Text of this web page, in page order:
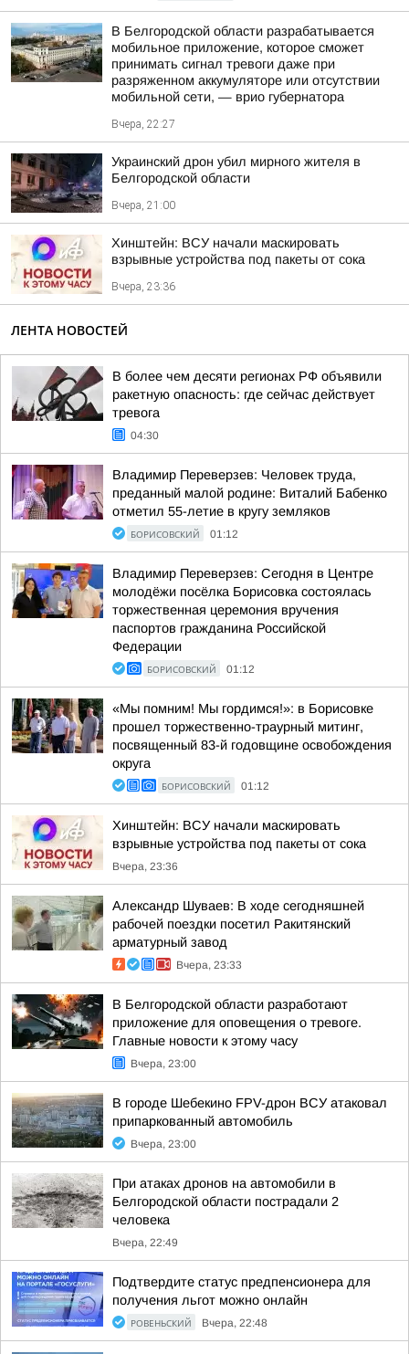
В Белгородской области разрабатывается
мобильное приложение, которое сможет
принимать сигнал тревоги даже при
разряженном аккумуляторе или отсутствии
мобильной сети, — врио губернатора
Вчера, 22:27
Украинский дрон убил мирного жителя в
Белгородской области
Вчера, 21:00
Хинштейн: ВСУ начали маскировать
взрывные устройства под пакеты от сока
Вчера, 23:36
ЛЕНТА НОВОСТЕЙ
В более чем десяти регионах РФ объявили
ракетную опасность: где сейчас действует
тревога
04:30
Владимир Переверзев: Человек труда,
преданный малой родине: Виталий Бабенко
отметил 55-летие в кругу земляков
БОРИСОВСКИЙ 01:12
Владимир Переверзев: Сегодня в Центре
молодёжи посёлка Борисовка состоялась
торжественная церемония вручения
паспортов гражданина Российской
Федерации
БОРИСОВСКИЙ 01:12
«Мы помним! Мы гордимся!»: в Борисовке
прошел торжественно-траурный митинг,
посвященный 83-й годовщине освобождения
округа
БОРИСОВСКИЙ 01:12
Хинштейн: ВСУ начали маскировать
взрывные устройства под пакеты от сока
Вчера, 23:36
Александр Шуваев: В ходе сегодняшней
рабочей поездки посетил Ракитянский
арматурный завод
Вчера, 23:33
В Белгородской области разработают
приложение для оповещения о тревоге.
Главные новости к этому часу
Вчера, 23:00
В городе Шебекино FPV-дрон ВСУ атаковал
припаркованный автомобиль
Вчера, 23:00
При атаках дронов на автомобили в
Белгородской области пострадали 2
человека
Вчера, 22:49
Подтвердите статус предпенсионера для
получения льгот можно онлайн
РОВЕНЬСКИЙ Вчера, 22:48